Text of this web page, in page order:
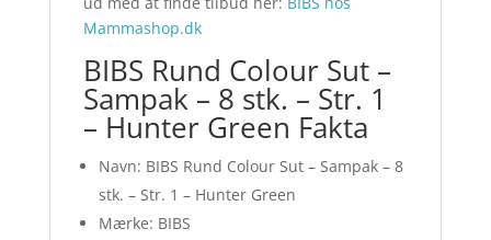
Mammashop.dk
BIBS Rund Colour Sut –
Sampak – 8 stk. – Str. 1
– Hunter Green Fakta
Navn: BIBS Rund Colour Sut – Sampak – 8
stk. – Str. 1 – Hunter Green
Mærke: BIBS